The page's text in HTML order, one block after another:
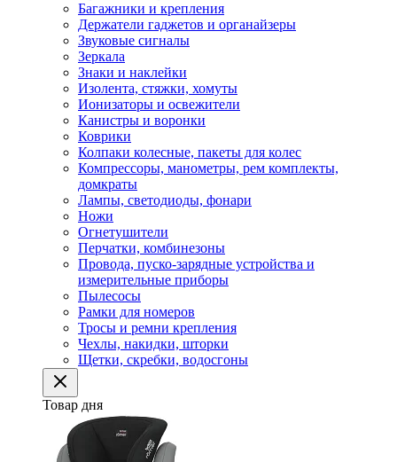
Багажники и крепления
Держатели гаджетов и органайзеры
Звуковые сигналы
Зеркала
Знаки и наклейки
Изолента, стяжки, хомуты
Ионизаторы и освежители
Канистры и воронки
Коврики
Колпаки колесные, пакеты для колес
Компрессоры, манометры, рем комплекты,
домкраты
Лампы, светодиоды, фонари
Ножи
Огнетушители
Перчатки, комбинезоны
Провода, пуско-зарядные устройства и
измерительные приборы
Пылесосы
Рамки для номеров
Тросы и ремни крепления
Чехлы, накидки, шторки
Щетки, скребки, водосгоны
Товар дня